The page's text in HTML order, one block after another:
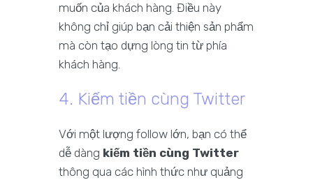
muốn của khách hàng. Điều này
không chỉ giúp bạn cải thiện sản phẩm
mà còn tạo dựng lòng tin từ phía
khách hàng.
4. Kiếm tiền cùng Twitter
Với một lượng follow lớn, bạn có thể
dễ dàng kiếm tiền cùng Twitter
thông qua các hình thức như quảng